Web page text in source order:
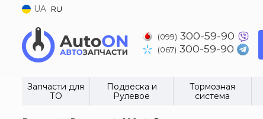
UA RU
(099) 300-59-90
(067) 300-59-90
Запчасти для
ТО
Подвеска и
Рулевое
Тормозная
система